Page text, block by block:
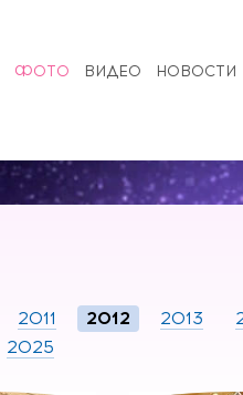
ФОТО ВИДЕО
НОВОСТИ
2011 2012 2013
2025